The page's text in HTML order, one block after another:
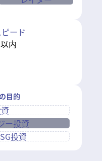
ード
内
目的
ー投資
投資